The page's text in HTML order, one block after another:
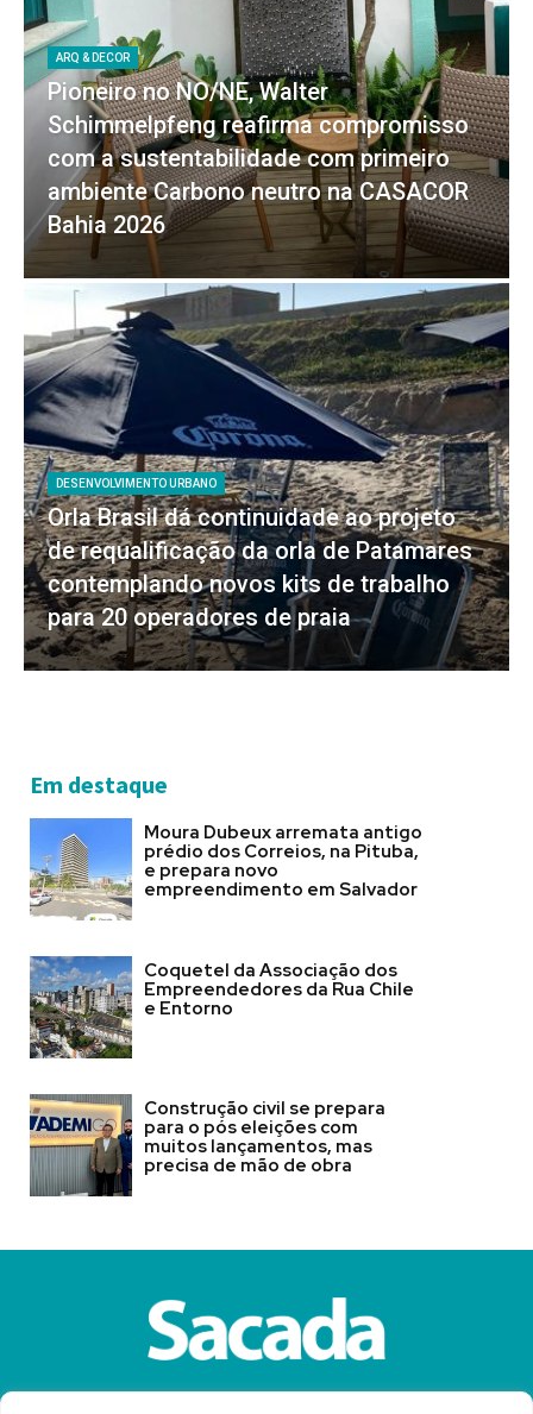
ARQ & DECOR
Pioneiro no NO/NE, Walter
Schimmelpfeng reafirma compromisso
com a sustentabilidade com primeiro
ambiente Carbono neutro na CASACOR
Bahia 2026
DESENVOLVIMENTO URBANO
Orla Brasil dá continuidade ao projeto
de requalificação da orla de Patamares
contemplando novos kits de trabalho
para 20 operadores de praia
Em destaque
Moura Dubeux arremata antigo
prédio dos Correios, na Pituba,
e prepara novo
empreendimento em Salvador
Coquetel da Associação dos
Empreendedores da Rua Chile
e Entorno
Construção civil se prepara
para o pós eleições com
muitos lançamentos, mas
precisa de mão de obra